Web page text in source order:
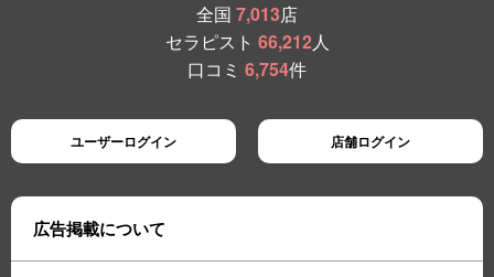
全国 7,013店
セラピスト 66,212人
口コミ 6,754件
ユーザーログイン 店舗ログイン
広告掲載について